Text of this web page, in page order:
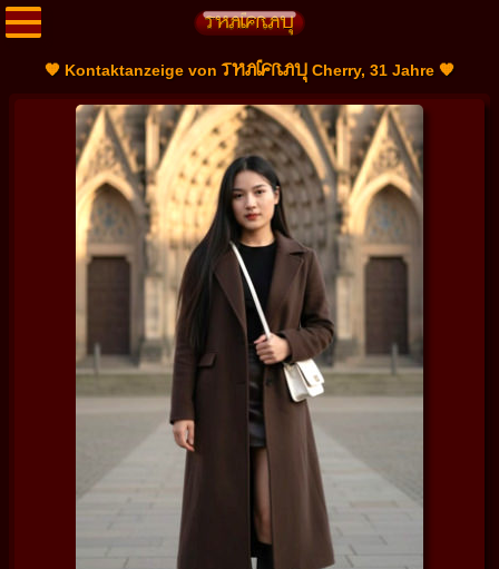
🧡 Kontaktanzeige vonTHAIFRAU Cherry, 31 Jahre 🧡